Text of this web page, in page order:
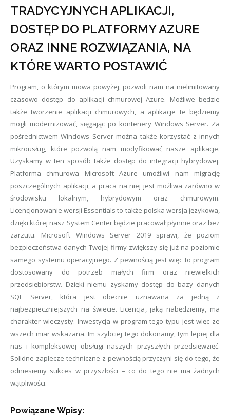
TRADYCYJNYCH APLIKACJI,
DOSTĘP DO PLATFORMY AZURE
ORAZ INNE ROZWIĄZANIA, NA
KTÓRE WARTO POSTAWIĆ
Program, o którym mowa powyżej, pozwoli nam na nielimitowany
czasowo dostęp do aplikacji chmurowej Azure. Możliwe będzie
także tworzenie aplikacji chmurowych, a aplikacje te będziemy
mogli modernizować, sięgając po kontenery Windows Server. Za
pośrednictwem Windows Server można także korzystać z innych
mikrousług, które pozwolą nam modyfikować nasze aplikacje.
Uzyskamy w ten sposób także dostęp do integracji hybrydowej.
Platforma chmurowa Microsoft Azure umożliwi nam migrację
poszczególnych aplikacji, a praca na niej jest możliwa zarówno w
środowisku lokalnym, hybrydowym oraz chmurowym.
Licencjonowanie wersji Essentials to także polska wersja językowa,
dzięki której nasz System Center będzie pracował płynnie oraz bez
zarzutu. Microsoft Windows Server 2019 sprawi, że poziom
bezpieczeństwa danych Twojej firmy zwiększy się już na poziomie
samego systemu operacyjnego. Z pewnością jest więc to program
dostosowany do potrzeb małych firm oraz niewielkich
przedsiębiorstw. Dzięki niemu zyskamy dostęp do bazy danych
SQL Server, która jest obecnie uznawana za jedną z
najbezpieczniejszych na świecie. Licencja, jaką nabędziemy, ma
charakter wieczysty. Inwestycja w program tego typu jest więc ze
wszech miar wskazana. Im szybciej tego dokonamy, tym lepiej dla
nas i kompleksowej obsługi naszych przyszłych przedsięwzięć.
Solidne zaplecze techniczne z pewnością przyczyni się do tego, że
odniesiemy sukces w przyszłości – co do tego nie ma żadnych
wątpliwości.
Powiązane Wpisy: